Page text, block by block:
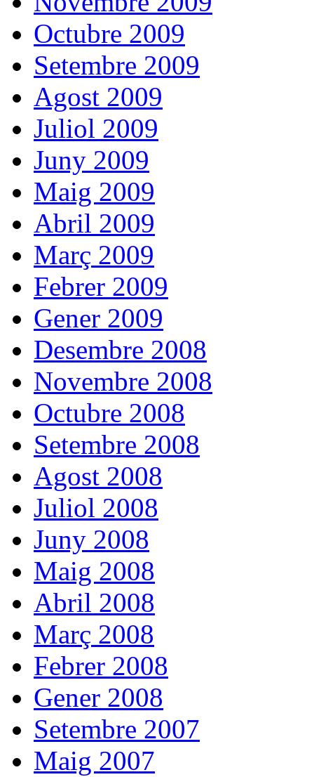
Octubre 2009
Setembre 2009
Agost 2009
Juliol 2009
Juny 2009
Maig 2009
Abril 2009
Març 2009
Febrer 2009
Gener 2009
Desembre 2008
Novembre 2008
Octubre 2008
Setembre 2008
Agost 2008
Juliol 2008
Juny 2008
Maig 2008
Abril 2008
Març 2008
Febrer 2008
Gener 2008
Setembre 2007
Maig 2007